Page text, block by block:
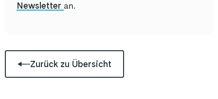
Newsletter an.
Zurück zu Übersicht